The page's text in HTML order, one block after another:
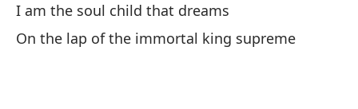
I am the soul child that dreams
On the lap of the immortal king supreme